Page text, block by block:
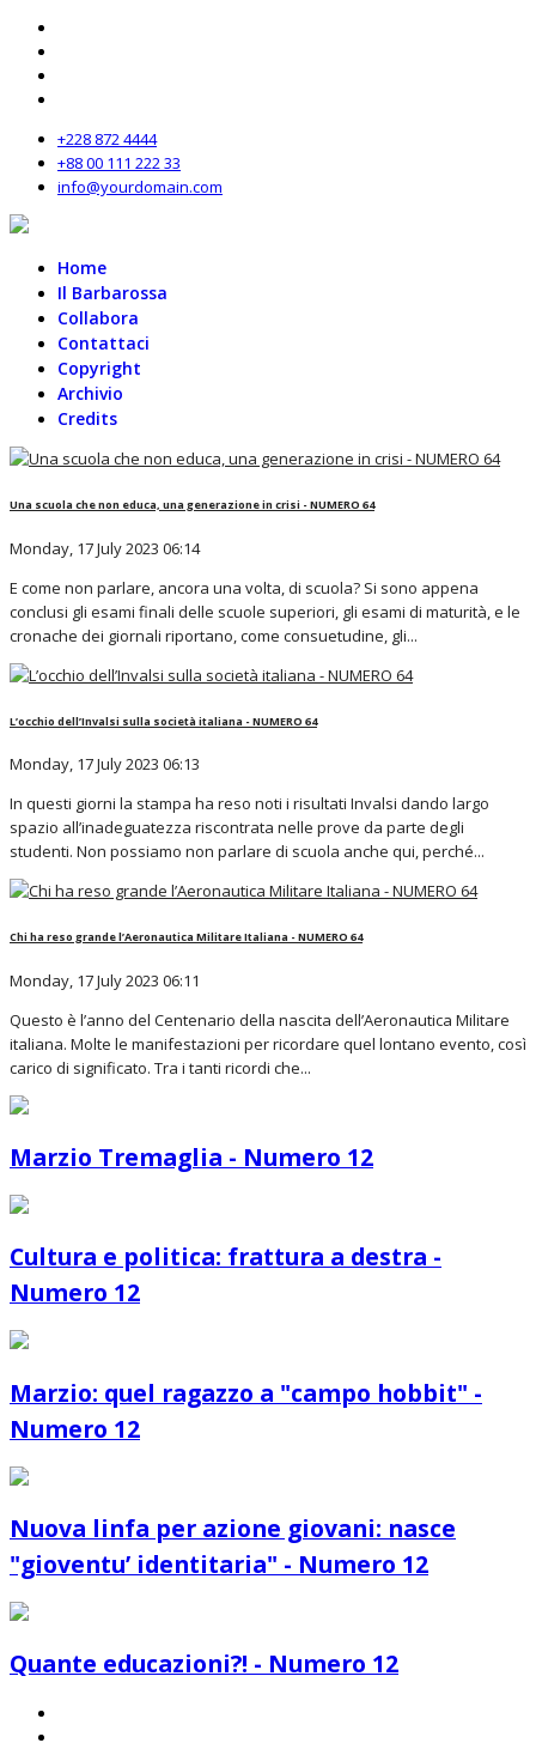
+228 872 4444
+88 00 111 222 33
info@yourdomain.com
Home
Il Barbarossa
Collabora
Contattaci
Copyright
Archivio
Credits
Una scuola che non educa, una generazione in crisi - NUMERO 64
Monday, 17 July 2023 06:14
E come non parlare, ancora una volta, di scuola? Si sono appena
conclusi gli esami finali delle scuole superiori, gli esami di maturità, e le
cronache dei giornali riportano, come consuetudine, gli...
L’occhio dell’Invalsi sulla società italiana - NUMERO 64
Monday, 17 July 2023 06:13
In questi giorni la stampa ha reso noti i risultati Invalsi dando largo
spazio all’inadeguatezza riscontrata nelle prove da parte degli
studenti. Non possiamo non parlare di scuola anche qui, perché...
Chi ha reso grande l’Aeronautica Militare Italiana - NUMERO 64
Monday, 17 July 2023 06:11
Questo è l’anno del Centenario della nascita dell’Aeronautica Militare
italiana. Molte le manifestazioni per ricordare quel lontano evento, così
carico di significato. Tra i tanti ricordi che...
Marzio Tremaglia - Numero 12
Cultura e politica: frattura a destra -
Numero 12
Marzio: quel ragazzo a "campo hobbit" -
Numero 12
Nuova linfa per azione giovani: nasce
"gioventu’ identitaria" - Numero 12
Quante educazioni?! - Numero 12